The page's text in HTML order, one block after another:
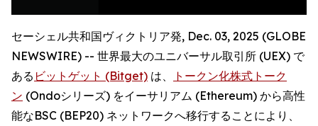
セーシェル共和国ヴィクトリア発, Dec. 03, 2025 (GLOBE
NEWSWIRE) -- 世界最大のユニバーサル取引所 (UEX) で
ある ビットゲット (Bitget) は、
トークン化株式トーク
ン (Ondoシリーズ) をイーサリアム (Ethereum) から高性
能なBSC (BEP20) ネットワークへ移行することにより、